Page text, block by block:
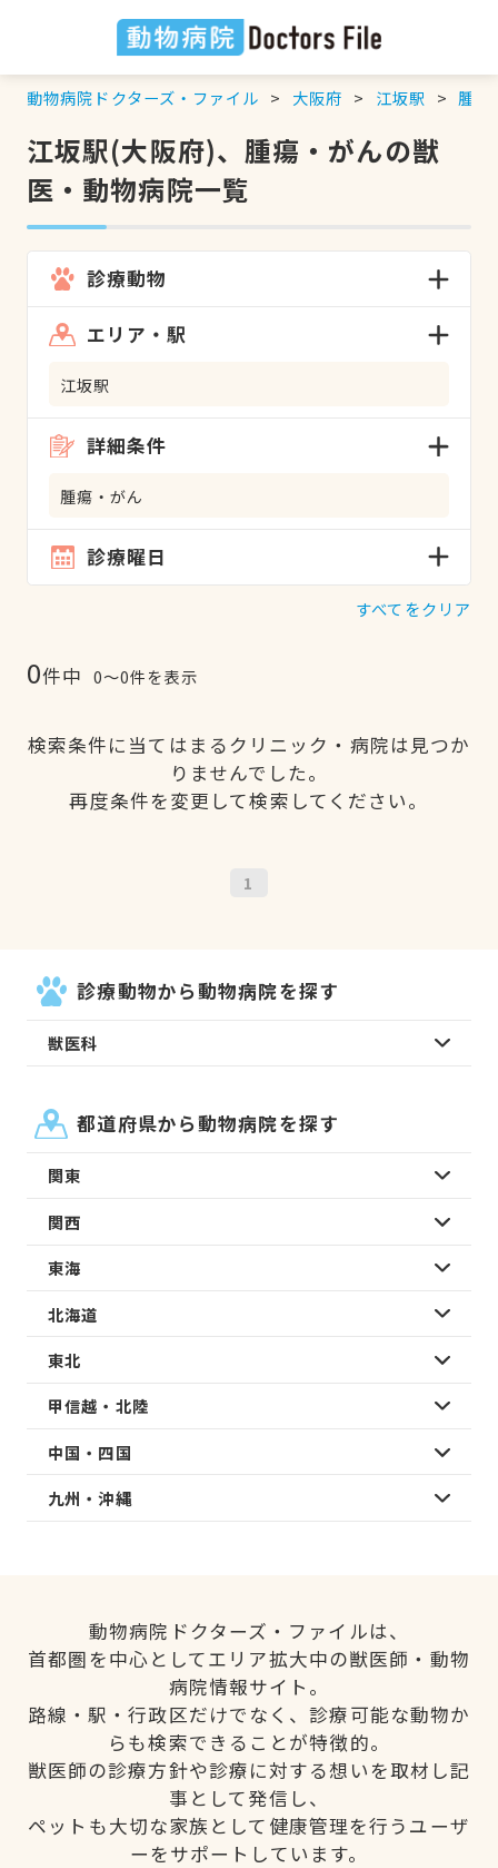
動物病院ドクターズ・ファイル 大阪府 江坂駅 腫瘍
江坂駅(大阪府)、腫瘍・がんの獣
医・動物病院一覧
診療動物
エリア・駅
江坂駅
詳細条件
腫瘍・がん
診療曜日
すべてをクリア
0件中 0〜0件を表示
検索条件に当てはまるクリニック・病院は見つか
りませんでした。
再度条件を変更して検索してください。
1
診療動物から動物病院を探す
獣医科
都道府県から動物病院を探す
関東
関西
東海
北海道
東北
甲信越・北陸
中国・四国
九州・沖縄
動物病院ドクターズ・ファイルは、
首都圏を中心としてエリア拡大中の獣医師・動物
病院情報サイト。
路線・駅・行政区だけでなく、診療可能な動物か
らも検索できることが特徴的。
獣医師の診療方針や診療に対する想いを取材し記
事として発信し、
ペットも大切な家族として健康管理を行うユーザ
ーをサポートしています。